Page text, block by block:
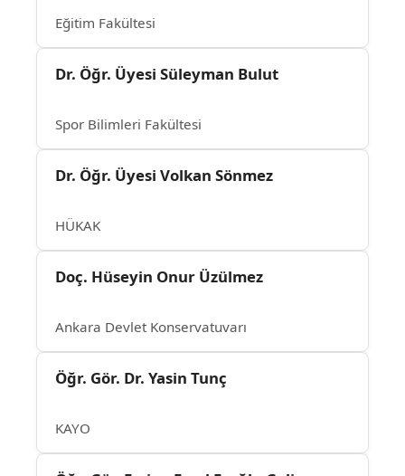
Eğitim Fakültesi
Dr. Öğr. Üyesi Süleyman Bulut
Spor Bilimleri Fakültesi
Dr. Öğr. Üyesi Volkan Sönmez
HÜKAK
Doç. Hüseyin Onur Üzülmez
Ankara Devlet Konservatuvarı
Öğr. Gör. Dr. Yasin Tunç
KAYO